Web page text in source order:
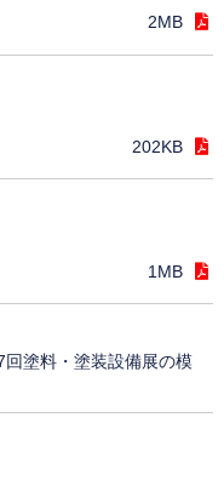
2MB
202KB
1MB
塗料・塗装設備展の模